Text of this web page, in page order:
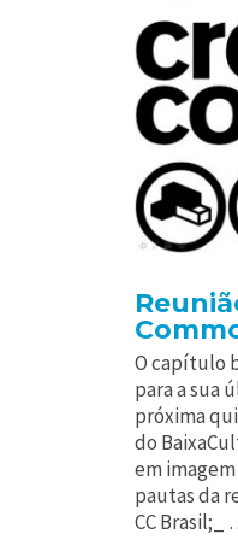
O capítulo
para a sua
próxima
do
em
pautas da
CC Brasil;_